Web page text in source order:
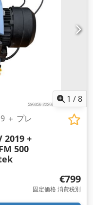
1 /8
＋ プレ
2019 +
500
€799
固定価格 消費税別